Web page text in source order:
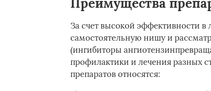
За счет высокой эффективности в
самостоятельную нишу и
(ингибиторы
профилактики и лечения разных
препаратов относятся: